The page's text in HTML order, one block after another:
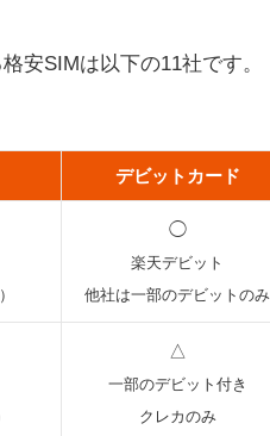
安SIMは以下の11社です。
デビットカード
）
◯
楽天デビット
他社は一部のデビットのみ
△
一部のデビット付き
クレカのみ